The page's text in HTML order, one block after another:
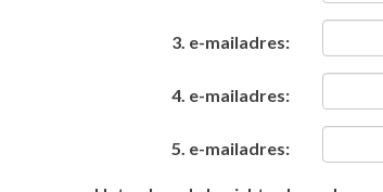
3. e-mailadres:
4. e-mailadres:
5. e-mailadres: